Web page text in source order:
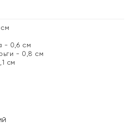
- 0,6 см
- 0,8 см
см